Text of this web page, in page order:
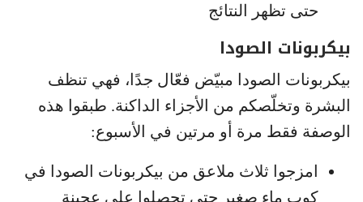
حتى تظهر النتائج
بيكربونات الصودا
بيكربونات الصودا مبيّض فعّال جدًا، فهي تنظف
البشرة وتخلّصكم من الأجزاء الداكنة. طبقوا هذه
الوصفة فقط مرة أو مرتين في الأسبوع:
امزجوا ثلاث ملاعق من بيكربونات الصودا في
كوب ماء صغير حتى تحصلوا على عجينة